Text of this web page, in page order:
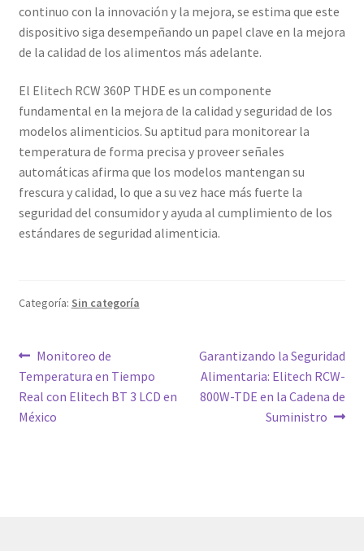
continuo con la innovación y la mejora, se estima que este
dispositivo siga desempeñando un papel clave en la mejora
de la calidad de los alimentos más adelante.
El Elitech RCW 360P THDE es un componente
fundamental en la mejora de la calidad y seguridad de los
modelos alimenticios. Su aptitud para monitorear la
temperatura de forma precisa y proveer señales
automáticas afirma que los modelos mantengan su
frescura y calidad, lo que a su vez hace más fuerte la
seguridad del consumidor y ayuda al cumplimiento de los
estándares de seguridad alimenticia.
Categoría: Sin categoría
Navegación
de
entradas
Entrada
anterior:
Monitoreo de
Temperatura en Tiempo
Real con Elitech BT 3 LCD en
México
Siguiente
entrada:
Garantizando la Seguridad
Alimentaria: Elitech RCW-
800W-TDE en la Cadena de
Suministro